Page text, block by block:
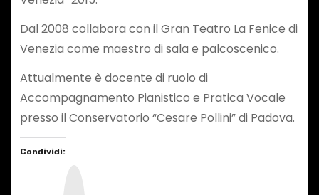
Dal 2008 collabora con il Gran Teatro La Fenice di
Venezia come maestro di sala e palcoscenico.
Attualmente è docente di ruolo di
Accompagnamento Pianistico e Pratica Vocale
presso il Conservatorio “Cesare Pollini” di Padova.
Condividi: